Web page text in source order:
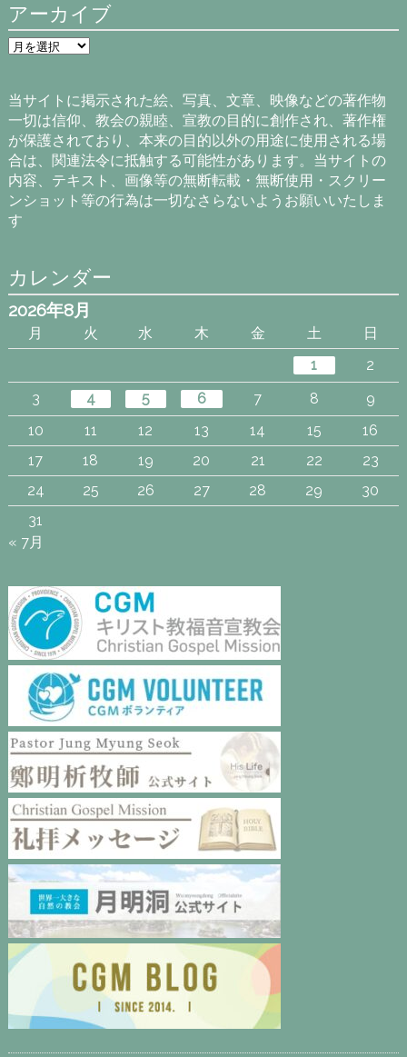
アーカイブ
ア
ー
ブ
当サイトに掲示された絵、写真、文章、映像などの著作物
一切は信仰、教会の親睦、宣教の目的に創作され、著作権
が保護されており、本来の目的以外の用途に使用される場
合は、関連法令に抵触する可能性があります。当サイトの
内容、テキスト、画像等の無断転載・無断使用・スクリー
ンショット等の行為は一切なさらないようお願いいたしま
す
カレンダー
2026年8月
月 火 水 木 金 土
日
1
2
3
4 5 6 7 8
9
10
11 12 13 14 15
16
17
18 19 20 21 22
23
24
25 26 27 28 29
30
31
« 7月